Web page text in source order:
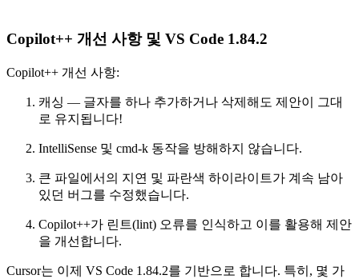
Copilot++ 개선 사항 및 VS Code 1.84.2
Copilot++ 개선 사항:
캐싱 — 글자를 하나 추가하거나 삭제해도 제안이 그대
로 유지됩니다!
IntelliSense 및 cmd-k 동작을 방해하지 않습니다.
큰 파일에서의 지연 및 파란색 하이라이트가 계속 남아
있던 버그를 수정했습니다.
Copilot++가 린트(lint) 오류를 인식하고 이를 활용해 제안
을 개선합니다.
Cursor는 이제 VS Code 1.84.2를 기반으로 합니다. 특히, 몇 가